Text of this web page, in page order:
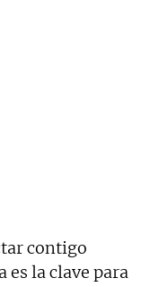
contigo
es la clave para